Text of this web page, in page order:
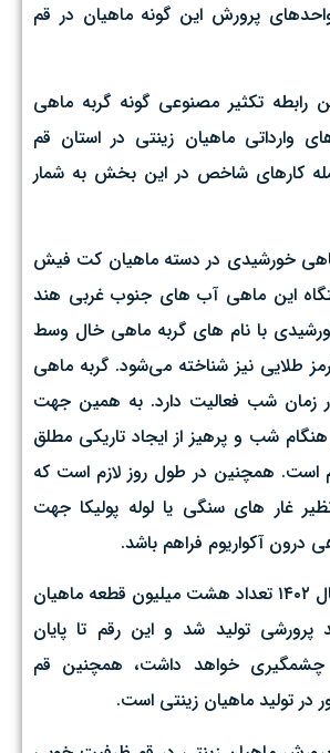
پرورش این گونه ماهیان در قم
رابطه تکثیر مصنوعی گونه گربه ماهی
وارداتی ماهیان زینتی در استان قم
کارهای شاخص در این بخش به شمار
خورشیدی در دسته ماهیان کت فیش
این ماهی آب های جنوب غربی هند
با نام های گربه ماهی خال وسط
طلایی نیز شناخته می‌شود. گربه ماهی
زمان شب فعالیت دارد. به همین جهت
هنگام شب و پرهیز از ایجاد تاریکی مطلق
است. همچنین در طول روز لازم است که
غار های سنگی یا لوله پولیکا جهت
درون آکواریوم فراهم باشد.
وی ادامه داد: در سال ۱۴۰۲ تعداد هشت میلیون قطعه ماهیان
در ۵۸ واحد پرورشی تولید شد و این رقم تا پایان
چشمگیری خواهد داشت، همچنین قم
در تولید ماهیان زینتی است.